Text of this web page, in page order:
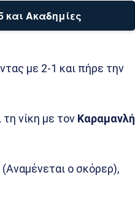
και Ακαδημίες
με 2-1 και πήρε την
νίκη με τον Καραμανλή
ο σκόρερ),